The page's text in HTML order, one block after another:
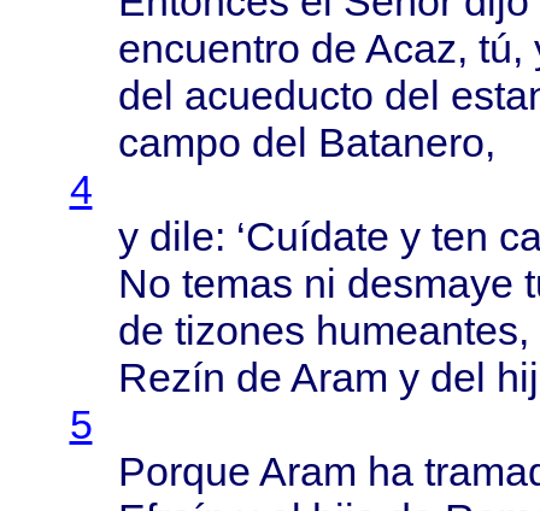
encuentro de Acaz, tú,
del acueducto del
campo del Batanero,
4
y dile: ‘Cuídate y ten
No temas ni desmaye
de tizones humeantes
Rezín de Aram y del
5
Porque Aram ha